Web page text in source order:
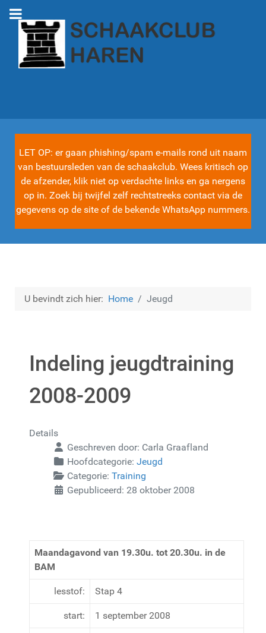
LET OP: er gaan phishing/spam e-mails rond uit naam
van bestuursleden van de schaakclub. Wees kritisch op
de afzender, klik niet op verdachte links en ga nergens
op in. Zoek bij twijfel zelf rechtstreeks contact via de
gegevens op de site of de bekende WhatsApp nummers.
U bevindt zich hier: Home Jeugd
Indeling jeugdtraining
2008-2009
Details
Geschreven door: Carla Graafland
Hoofdcategorie: Jeugd
Categorie: Training
Gepubliceerd: 28 oktober 2008
Maandagavond van 19.30u. tot 20.30u. in de
BAM
lesstof: Stap 4
start: 1 september 2008